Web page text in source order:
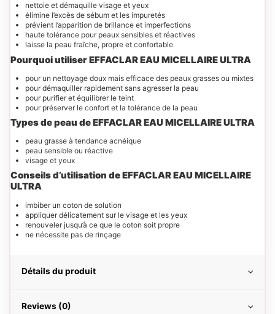
nettoie et démaquille visage et yeux
élimine l’excès de sébum et les impuretés
prévient l’apparition de brillance et imperfections
haute tolérance pour peaux sensibles et réactives
laisse la peau fraîche, propre et confortable
Pourquoi utiliser EFFACLAR EAU MICELLAIRE ULTRA
pour un nettoyage doux mais efficace des peaux grasses ou mixtes
pour démaquiller rapidement sans agresser la peau
pour purifier et équilibrer le teint
pour préserver le confort et la tolérance de la peau
Types de peau de EFFACLAR EAU MICELLAIRE ULTRA
peau grasse à tendance acnéique
peau sensible ou réactive
visage et yeux
Conseils d’utilisation de EFFACLAR EAU MICELLAIRE
ULTRA
imbiber un coton de solution
appliquer délicatement sur le visage et les yeux
renouveler jusqu’à ce que le coton soit propre
ne nécessite pas de rinçage
Détails du produit
Reviews (0)